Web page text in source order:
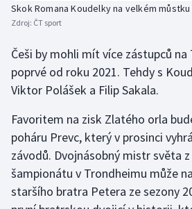
Vodní slalom
Ostatní
Skok Romana Koudelky na velkém
Zdroj: ČT sport
Češi by mohli mít více zástupců
poprvé od roku 2021. Tehdy s
Viktor Polášek a Filip Sakala.
Favoritem na zisk Zlatého orla
poháru Prevc, který v prosinci
závodů. Dvojnásobný mistr světa
šampionátu v Trondheimu může
staršího bratra Petera ze sezony